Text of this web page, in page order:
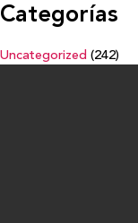
Categorías
Uncategorized (242)